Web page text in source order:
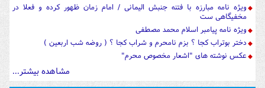
ویژه نامه مبارزه با فتنه جنبش الیمانی / امام زمان ظهور کرده و فعلا در
مخفیگاهی ست
ویژه نامه پیامبر اسلام محمد مصطفی
دختر بوتراب کجا ؟ بزم نامحرم و شراب کجا ؟ ( روضه شب اربعین )
عکس نوشته های "اشعار مخصوص محرم"
مشاهده بیشتر...